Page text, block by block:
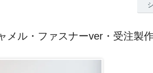
ル・ファスナーver・受注製